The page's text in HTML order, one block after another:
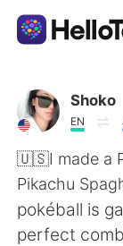
언어 교환 앱
AI
한국어
Shoko
EN
🇺🇸I made a
Pikachu
pokéball is
perfect